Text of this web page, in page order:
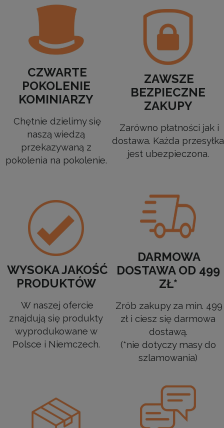
CZWARTE
POKOLENIE
KOMINIARZY
Chętnie dzielimy się
naszą wiedzą
przekazywaną z
pokolenia na pokolenie.
ZAWSZE
BEZPIECZNE
ZAKUPY
Zarówno płatności jak i
dostawa. Każda przesyłka
jest ubezpieczona.
WYSOKA JAKOŚĆ
PRODUKTÓW
W naszej ofercie
znajdują się produkty
wyprodukowane w
Polsce i Niemczech.
DARMOWA
DOSTAWA OD 499
ZŁ*
Zrób zakupy za min. 499
zł i ciesz się darmowa
dostawą.
(*nie dotyczy masy do
szlamowania)